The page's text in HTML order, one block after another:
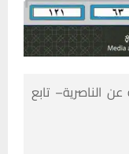
الناصرية– تابع